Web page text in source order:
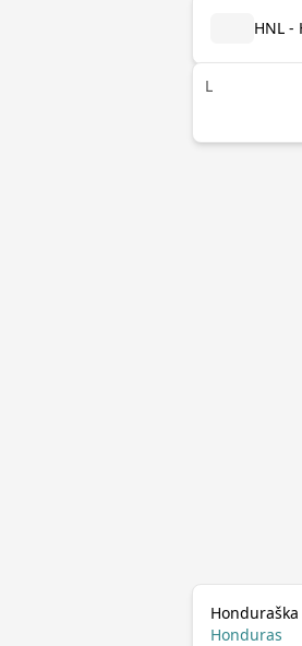
HNL -
L
Honduras